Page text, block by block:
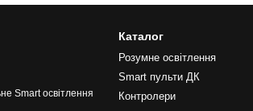
Smart освітлення
Каталог
Розумне освітлення
Smart пульти ДК
Контролери